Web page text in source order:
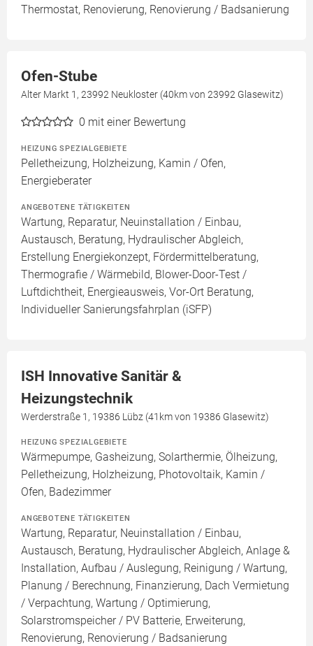
Thermostat, Renovierung, Renovierung / Badsanierung
Ofen-Stube
Alter Markt 1, 23992 Neukloster (40km von 23992 Glasewitz)
0 mit einer Bewertung
HEIZUNG SPEZIALGEBIETE
Pelletheizung, Holzheizung, Kamin / Ofen,
Energieberater
ANGEBOTENE TÄTIGKEITEN
Wartung, Reparatur, Neuinstallation / Einbau,
Austausch, Beratung, Hydraulischer Abgleich,
Erstellung Energiekonzept, Fördermittelberatung,
Thermografie / Wärmebild, Blower-Door-Test /
Luftdichtheit, Energieausweis, Vor-Ort Beratung,
Individueller Sanierungsfahrplan (iSFP)
ISH Innovative Sanitär &
Heizungstechnik
Werderstraße 1, 19386 Lübz (41km von 19386 Glasewitz)
HEIZUNG SPEZIALGEBIETE
Wärmepumpe, Gasheizung, Solarthermie, Ölheizung,
Pelletheizung, Holzheizung, Photovoltaik, Kamin /
Ofen, Badezimmer
ANGEBOTENE TÄTIGKEITEN
Wartung, Reparatur, Neuinstallation / Einbau,
Austausch, Beratung, Hydraulischer Abgleich, Anlage &
Installation, Aufbau / Auslegung, Reinigung / Wartung,
Planung / Berechnung, Finanzierung, Dach Vermietung
/ Verpachtung, Wartung / Optimierung,
Solarstromspeicher / PV Batterie, Erweiterung,
Renovierung, Renovierung / Badsanierung